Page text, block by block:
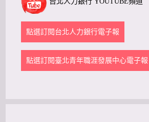
點選訂閱台北人力銀行電子報
點選訂閱臺北青年職涯發展中心電子報